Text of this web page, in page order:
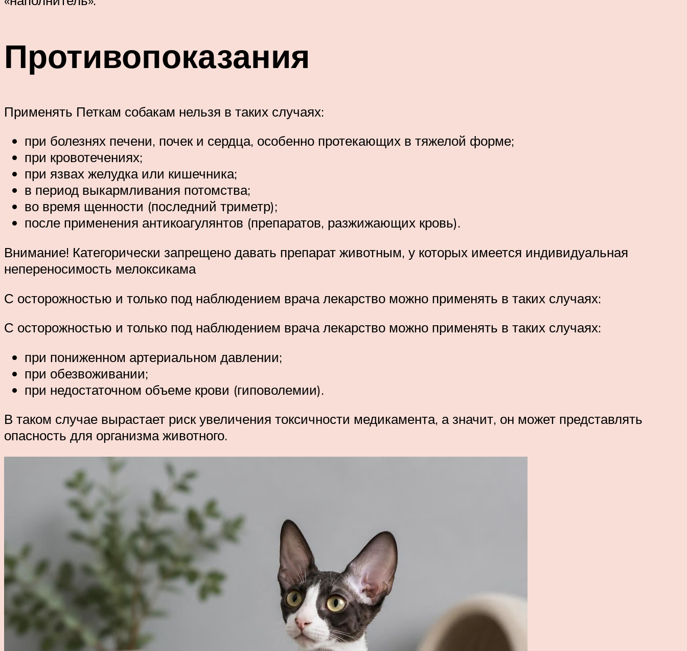
Противопоказания
Применять Петкам собакам нельзя в таких случаях:
при болезнях печени, почек и сердца, особенно протекающих в тяжелой форме;
при кровотечениях;
при язвах желудка или кишечника;
в период выкармливания потомства;
во время щенности (последний триметр);
после применения антикоагулянтов (препаратов, разжижающих кровь).
Внимание! Категорически запрещено давать препарат животным, у которых имеется индивидуальная
непереносимость мелоксикама
С осторожностью и только под наблюдением врача лекарство можно применять в таких случаях:
С осторожностью и только под наблюдением врача лекарство можно применять в таких случаях:
при пониженном артериальном давлении;
при обезвоживании;
при недостаточном объеме крови (гиповолемии).
В таком случае вырастает риск увеличения токсичности медикамента, а значит, он может представлять
опасность для организма животного.